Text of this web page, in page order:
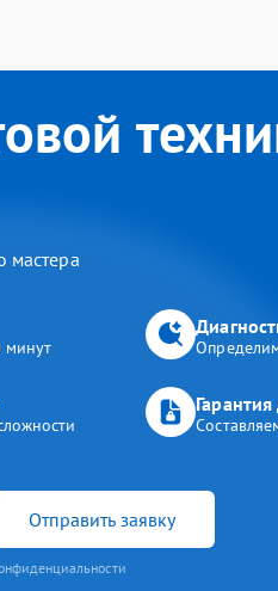
мастера
минут
Отправить заявку